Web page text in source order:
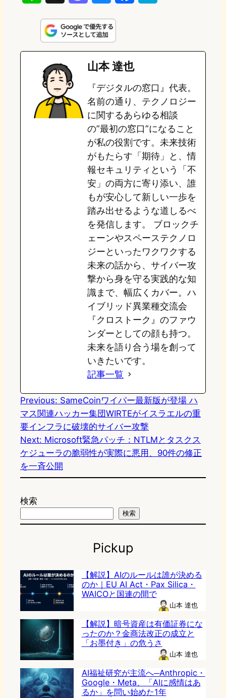
n
e
s
t
o
o
n
u
e
s
k
e
b
o
o
k
e
a
山本 達也
『デジタルの窓口』代表。
名前の通り、テクノロジー
に関するあらゆる相談
の”最初の窓口”になること
が私の役割です。未来技術
がもたらす「期待」と、情
報セキュリティという「不
安」の両方に寄り添い、誰
もが安心して新しい一歩を
踏み出せるような道しるべ
を発信します。 ブロックチ
ェーンやスペーステクノロ
ジーといったワクワクする
未来の話から、サイバー攻
撃から身を守る実践的な知
識まで、幅広くカバー。ハ
イブリッド異業種交流会
『クロストーク』のファウ
ンダーとしての顔も持つ。
未来を語り合う場を創って
いきたいです。
記事一覧
Previous: SameCoinワイパー最新版が登場 ハ
マス関連ハッカー集団WIRTEがイスラエルの重
要インフラに破壊的サイバー攻撃
Next: Microsoft緊急パッチ：NTLMとタスクス
ケジューラの脆弱性が実際に悪用、90件の修正
を一斉公開
検索
検索
Pickup
【解説】AIのルールは誰が決める
のか｜EU AI Act・Pax Silica・
WAICOと国連の間で
山本 達也
【解説】暗号資産は有価証券にな
ったのか？金商法改正の成立と
「お墨付き」の危うさ
山本 達也
AI福祉研究が主流へ─Anthropic・
Google・Meta、「AIに感情はあ
るか」を問い始めた1年